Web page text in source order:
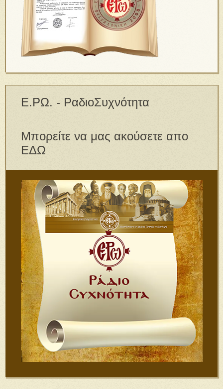
Ε.ΡΩ. - ΡαδιοΣυχνότητα
Μπορείτε να μας ακούσετε απο
ΕΔΩ